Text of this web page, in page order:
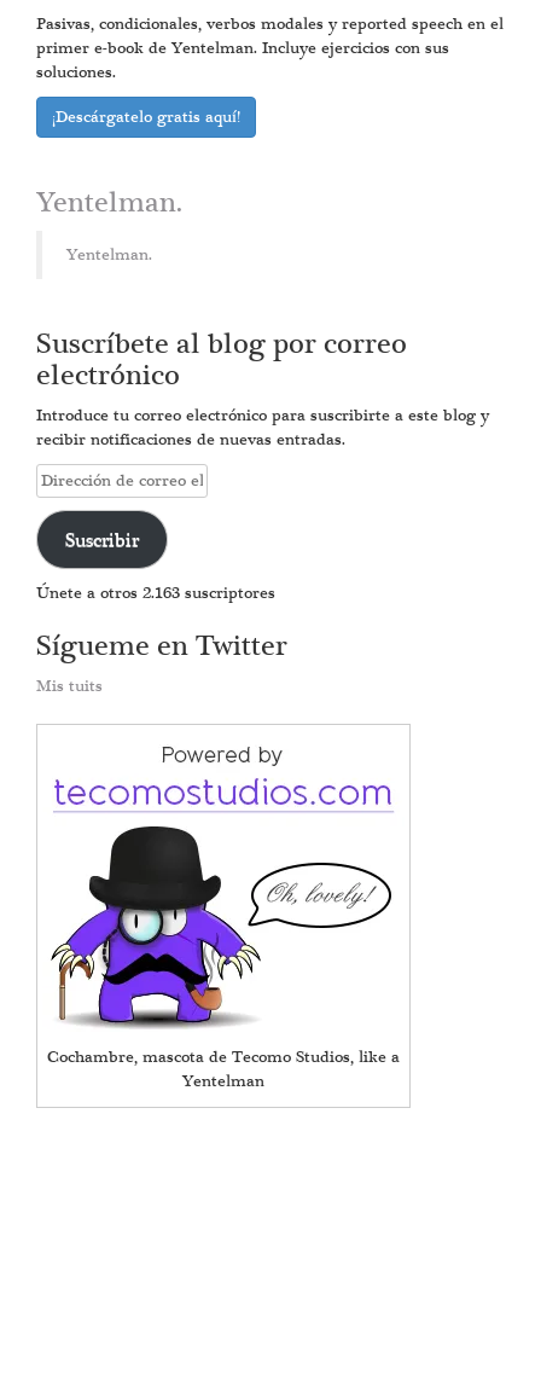
Pasivas, condicionales, verbos modales y reported speech en el
primer e-book de Yentelman. Incluye ejercicios con sus
soluciones.
¡Descárgatelo gratis aquí!
Yentelman.
Yentelman.
Suscríbete al blog por correo
electrónico
Introduce tu correo electrónico para suscribirte a este blog y
recibir notificaciones de nuevas entradas.
Dirección
de
correo
electrónico
Suscribir
Únete a otros 2.163 suscriptores
Sígueme en Twitter
Mis tuits
Cochambre, mascota de Tecomo Studios, like a
Yentelman